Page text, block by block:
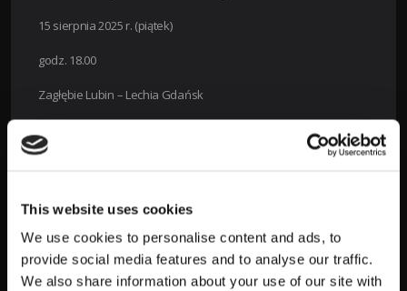
This website uses cookies
We use cookies to personalise content and ads, to
provide social media features and to analyse our traffic.
We also share information about your use of our site with
15 sierpnia 2025 r. (piątek)
godz. 18.00
Zagłębie Lubin – Lechia Gdańsk
godz. 14.45
Motor Lublin – Piast Gliwice